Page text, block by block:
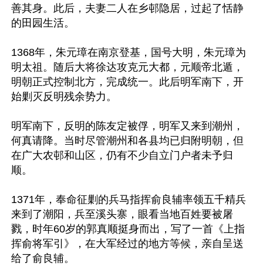
善其身。此后，夫妻二人在乡邨隐居，过起了恬静
的田园生活。
1368年，朱元璋在南京登基，国号大明，朱元璋为
明太祖。随后大将徐达攻克元大都，元顺帝北遁，
明朝正式控制北方，完成统一。此后明军南下，开
始剿灭反明残余势力。
明军南下，反明的陈友定被俘，明军又来到潮州，
何真请降。当时尽管潮州和各县均已归附明朝，但
在广大农邨和山区，仍有不少自立门户者未予归
顺。
1371年，奉命征剿的兵马指挥俞良辅率领五千精兵
来到了潮阳，兵至溪头寨，眼看当地百姓要被屠
戮，时年60岁的郭真顺挺身而出，写了一首《上指
挥俞将军引》，在大军经过的地方等候，亲自呈送
给了俞良辅。